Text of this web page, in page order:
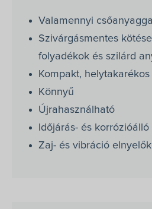
Valamennyi
Szivárgásmentes
folyadékok és szilárd
Kompakt,
Könnyű
Újrahasználható
Időjárás- és korrózióálló
Zaj- és vibráció